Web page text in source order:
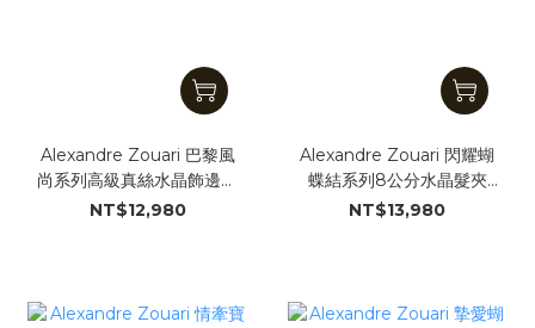
Alexandre Zouari 巴黎風
尚系列高級真絲水晶飾邊深
藍髮圈 (#28175_MM)
NT$12,980
Alexandre Zouari 閃耀蝴
蝶結系列8公分水晶髮夾
((#191479_XX)
NT$13,980